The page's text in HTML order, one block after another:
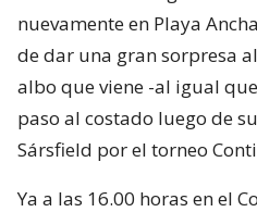
nuevamente en Playa
de dar una gran sorpresa
albo que viene -al igual
paso al costado luego de
Sársfield por el torneo
Ya a las 16.00 horas en el